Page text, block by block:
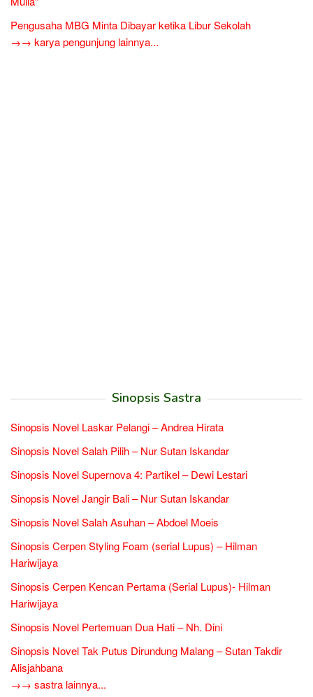
Pengusaha MBG Minta Dibayar ketika Libur Sekolah
→→ karya pengunjung lainnya...
Sinopsis Sastra
Sinopsis Novel Laskar Pelangi – Andrea Hirata
Sinopsis Novel Salah Pilih – Nur Sutan Iskandar
Sinopsis Novel Supernova 4: Partikel – Dewi Lestari
Sinopsis Novel Jangir Bali – Nur Sutan Iskandar
Sinopsis Novel Salah Asuhan – Abdoel Moeis
Sinopsis Cerpen Styling Foam (serial Lupus) – Hilman
Hariwijaya
Sinopsis Cerpen Kencan Pertama (Serial Lupus)- Hilman
Hariwijaya
Sinopsis Novel Pertemuan Dua Hati – Nh. Dini
Sinopsis Novel Tak Putus Dirundung Malang – Sutan Takdir
Alisjahbana
→→ sastra lainnya...